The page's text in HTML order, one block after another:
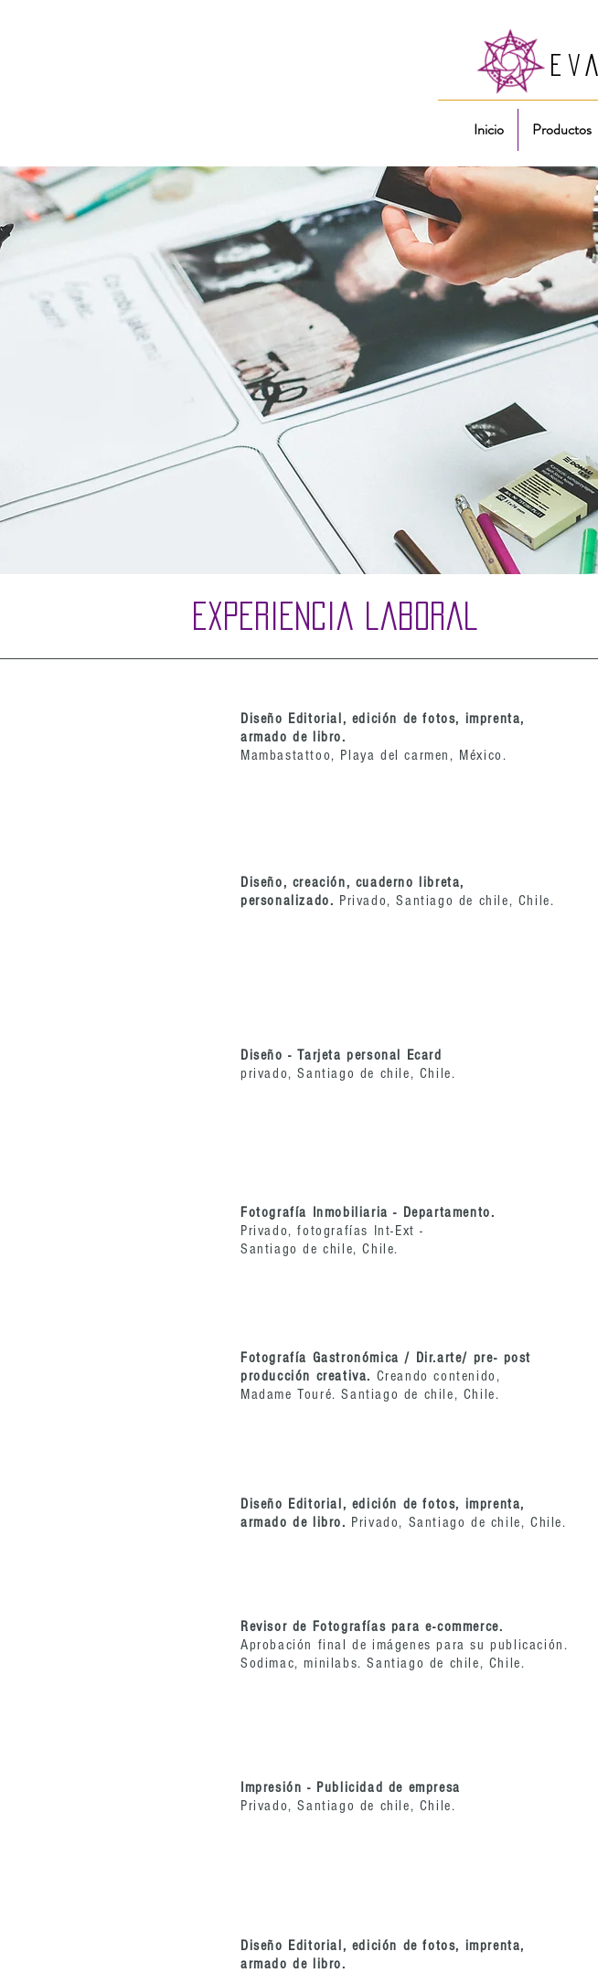
eva
Inicio Productos
Experiencia laboral
Diseño Editorial, edición de fotos, imprenta,
armado de libro.
Mambastattoo, Playa del carmen, México.
Diseño, creación, cuaderno libreta,
personalizado. Privado, Santiago de chile, Chile.
Diseño - Tarjeta personal Ecard
privado, Santiago de chile, Chile.
Fotografía Inmobiliaria - Departamento.
Privado, fotografías Int-Ext -
Santiago de chile, Chile.
Fotografía Gastronómica / Dir.arte/ pre- post
producción creativa. Creando contenido,
Madame Touré. Santiago de chile, Chile.
Diseño Editorial, edición de fotos, imprenta,
armado de libro. Privado, Santiago de chile, Chile.
Revisor de Fotografías para e-commerce.
Aprobación final de imágenes para su publicación.
Sodimac, minilabs. Santiago de chile, Chile.
Impresión - Publicidad de empresa
Privado, Santiago de chile, Chile.
Diseño Editorial, edición de fotos, imprenta,
armado de libro.